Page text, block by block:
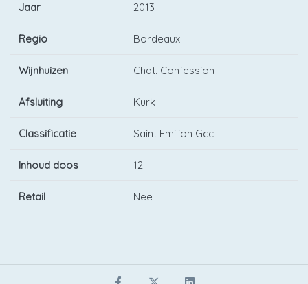
Jaar 2013
Regio Bordeaux
Wijnhuizen Chat. Confession
Afsluiting Kurk
Classificatie Saint Emilion Gcc
Inhoud doos 12
Retail Nee